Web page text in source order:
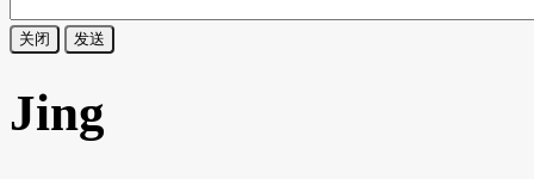
关闭 发送
Jing